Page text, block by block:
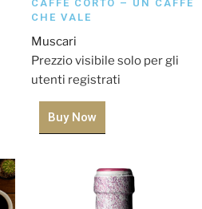
CAFFÉ CORTO – UN CAFFÉ
CHE VALE
Muscari
Prezzio visibile solo per gli
utenti registrati
Buy Now